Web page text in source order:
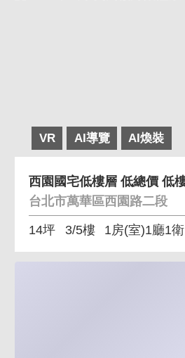
VR AI導覽 AI煥裝
台北市萬華區西園路二段
14坪 3/5樓 1房(室)1廳1衛